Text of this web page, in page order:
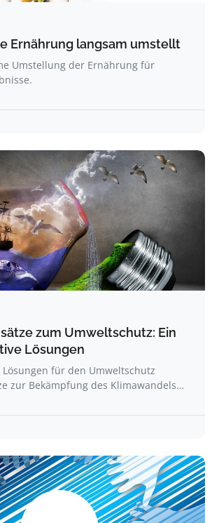
Ernährung langsam umstellt
Umstellung der Ernährung für
zum Umweltschutz: Ein
Lösungen
Lösungen für den Umweltschutz
zur Bekämpfung des Klimawandels…